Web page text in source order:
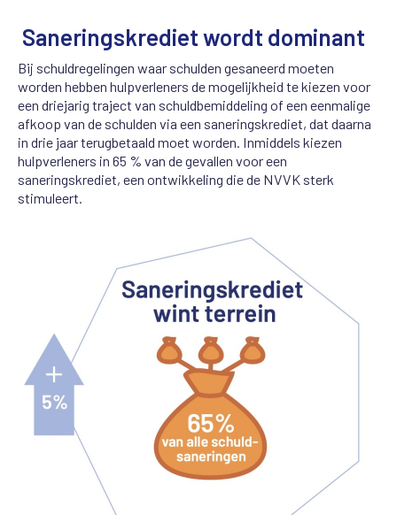
Saneringskrediet wordt dominant
Bij schuldregelingen waar schulden gesaneerd moeten
worden hebben hulpverleners de mogelijkheid te kiezen voor
een driejarig traject van schuldbemiddeling of een eenmalige
afkoop van de schulden via een saneringskrediet, dat daarna
in drie jaar terugbetaald moet worden. Inmiddels kiezen
hulpverleners in 65 % van de gevallen voor een
saneringskrediet, een ontwikkeling die de NVVK sterk
stimuleert.